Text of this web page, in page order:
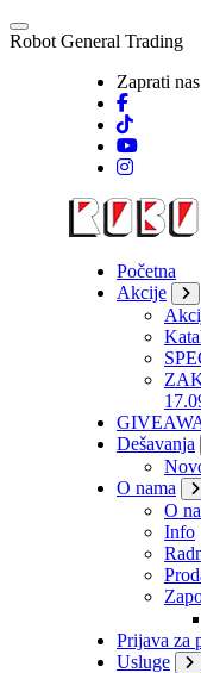
Skip
to
Robot General Trading
Zaprati
Početna
Akcije
Dešavanja
O nama
O
Info
Prijava za
Usluge